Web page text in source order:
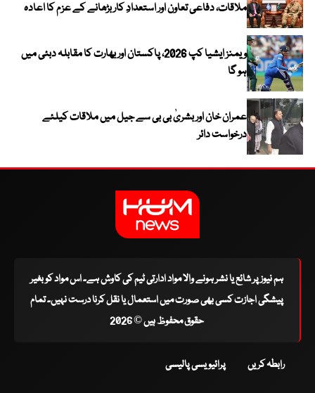
ملاقات، دفاعی تعاون اور استعدادِ کار بڑھانے کے عزم کا اعادہ
ویمنز ایشیا کپ 2026، پاکستان اور بھارت کا مقابلہ دبئی میں
ہو گا
عمران خان اور بشریٰ بی بی سے جیل میں ملاقات کیلئے
درخواست دائر
ہم نیوز پر شائع یا نشر ہونے والا مواد ادارتی ٹیم کی کاوش ہے۔ اس مواد کو بغیر
پیشگی اجازت کسی بھی صورت میں استعمال یا نقل کرنا درست نہیں۔ تمام
حقوق محفوظ ہیں © 2026
رابطہ کریں پرائیویسی پالیسی